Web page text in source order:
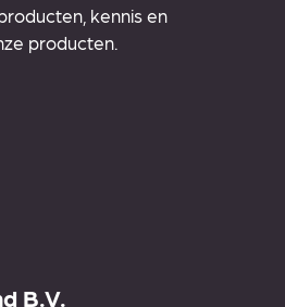
kennis en
producten.
B.V.